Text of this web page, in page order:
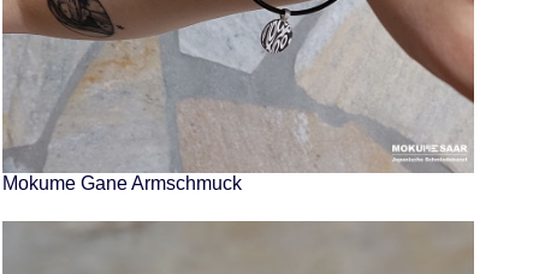
Mokume Gane Armschmuck